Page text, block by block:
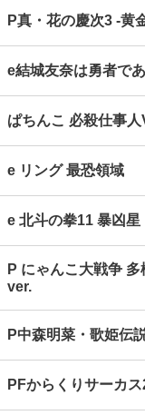
P真・花の慶次3 ‐黄
e結城友奈は勇者で
ぱちんこ 必殺仕事人
e リング 最恐領域
e 北斗の拳11 暴凶星
P にゃんこ大戦争
ver.
P中森明菜・歌姫伝
PFからくりサーカ